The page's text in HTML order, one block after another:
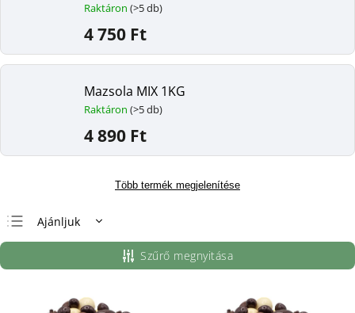
Raktáron (>5 db)
4 750 Ft
Mazsola MIX 1KG
Raktáron (>5 db)
4 890 Ft
Több termék megjelenítése
Ajánljuk
Legolcsóbb elöl
Legdrágább
termékek
Szűrő megnyitása